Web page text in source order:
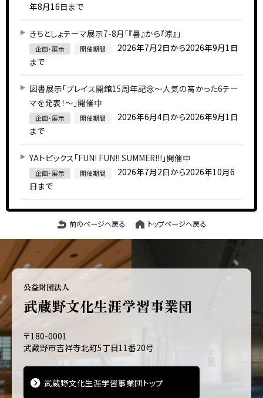
年8月16日まで
きちとしょテーマ展示7-8月「『暑』から『涼』」
企画・展示 開催期間
2026年7月2日から2026年9月1日
まで
図書展示「プレイス開館15周年記念～人気の高かった6テー
マを発表！～」開催中
企画・展示 開催期間
2026年6月4日から2026年9月1日
まで
YAトピックス「FUN! FUN!! SUMMER!!!」開催中
企画・展示 開催期間
2026年7月2日から2026年10月6
日まで
前のページへ戻る トップページへ戻る
公益財団法人
武蔵野文化生涯学習事業団
〒180-0001
武蔵野市吉祥寺北町5丁目11番20号
武蔵野文化生涯学習事業団トップ